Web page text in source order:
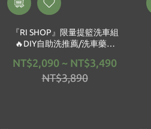
『RI SHOP』限量提籃洗車組
🔥DIY自助洗推薦/洗車藥水
NT$2,090 ~ NT$3,490
NT$3,890